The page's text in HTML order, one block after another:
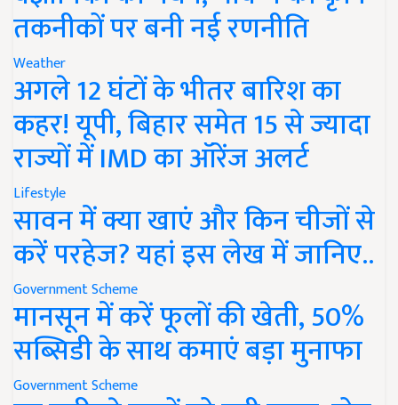
तकनीकों पर बनी नई रणनीति
Weather
अगले 12 घंटों के भीतर बारिश का
कहर! यूपी, बिहार समेत 15 से ज्यादा
राज्यों में IMD का ऑरेंज अलर्ट
Lifestyle
सावन में क्या खाएं और किन चीजों से
करें परहेज? यहां इस लेख में जानिए..
Government Scheme
मानसून में करें फूलों की खेती, 50%
सब्सिडी के साथ कमाएं बड़ा मुनाफा
Government Scheme